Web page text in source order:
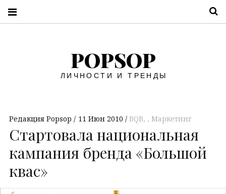
POPSOP
ЛИЧНОСТИ И ТРЕНДЫ
Редакция Popsop 11 Июн 2010 BQB, Маркетинг
Стартовала национальная
кампания бренда «Большой
квас»